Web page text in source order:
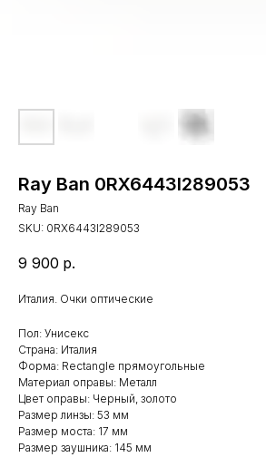
Ray Ban 0RX6443I289053
Ray Ban
SKU: 0RX6443I289053
9 900 р.
Италия. Очки оптические
Пол: Унисекс
Страна: Италия
Форма: Rectangle прямоугольные
Материал оправы: Металл
Цвет оправы: Черный, золото
Размер линзы: 53 мм
Размер моста: 17 мм
Размер заушника: 145 мм